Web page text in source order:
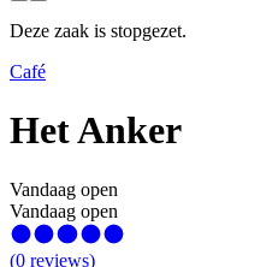
Deze zaak is stopgezet.
Café
Het Anker
Vandaag open
Vandaag open
(0 reviews)